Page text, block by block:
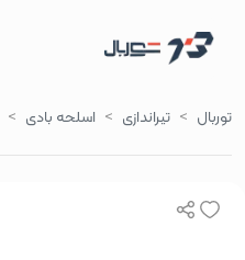
توربال تیراندازی اسلحه بادی